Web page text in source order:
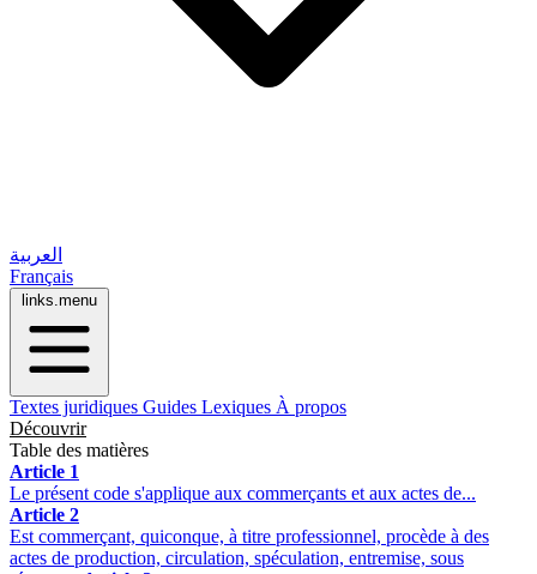
العربية
Français
links.menu
Textes juridiques Guides Lexiques À propos
Découvrir
Table des matières
Article 1
Le présent code s'applique aux commerçants et aux actes de...
Article 2
Est commerçant, quiconque, à titre professionnel, procède à des
actes de production, circulation, spéculation, entremise, sous